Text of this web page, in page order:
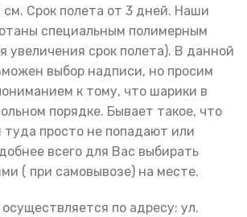
Срок полета от 3 дней. Наши
специальным полимерным
увеличения срок полета). В данной
выбор надписи, но просим
к тому, что шарики в
порядке. Бывает такое, что
просто не попадают или
всего для Вас выбирать
( при самовывозе) на месте.
по адресу: ул.